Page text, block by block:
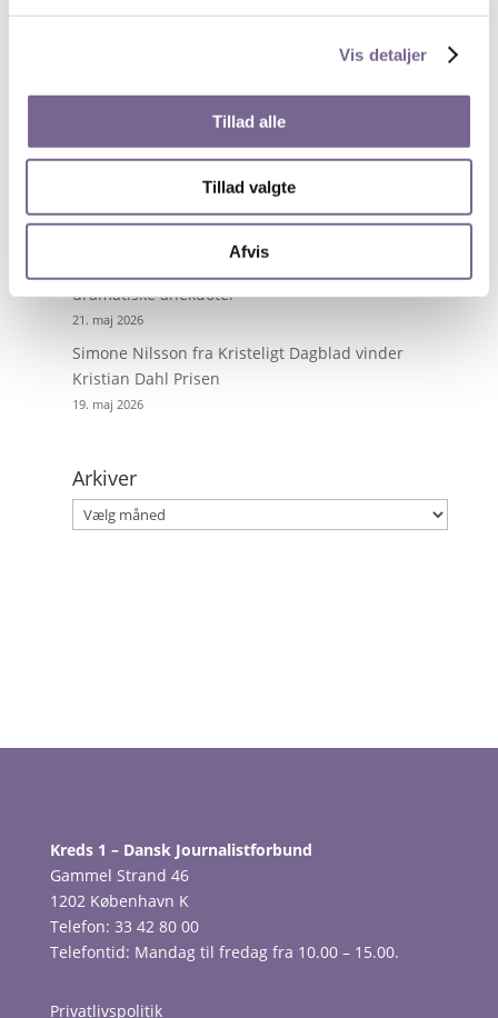
Vis detaljer
Tillad alle
Tillad valgte
Afvis
Nyheder på de unges præmisser
Byg digitale værktøjer med AI – uden at kode
Få superkræfter i PowerPoint
dramatiske anekdoter
21. maj 2026
Simone Nilsson fra Kristeligt Dagblad vinder
Kristian Dahl Prisen
19. maj 2026
Arkiver
Arkiver
Kreds 1 – Dansk Journalistforbund
Gammel Strand 46
1202 København K
Telefon: 33 42 80 00
Telefontid: Mandag til fredag fra 10.00 – 15.00.
Privatlivspolitik